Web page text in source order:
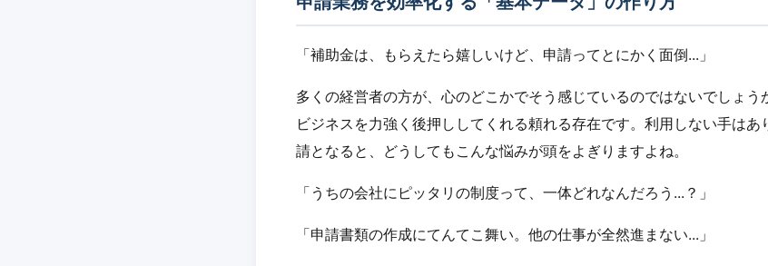
「補助金は、もらえたら嬉しいけど、申請ってとにかく面倒...」
多くの経営者の方が、心のどこかでそう感じているのではないでしょう
ビジネスを力強く後押ししてくれる頼れる存在です。利用しない手はあ
請となると、どうしてもこんな悩みが頭をよぎりますよね。
「うちの会社にピッタリの制度って、一体どれなんだろう...？」
「申請書類の作成にてんてこ舞い。他の仕事が全然進まない...」